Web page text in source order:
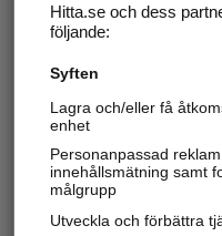
Hitta.se och dess
följande:
Syften
Lagra och/eller få
enhet
Personanpassad
innehållsmätning samt
målgrupp
Utveckla och förbättra